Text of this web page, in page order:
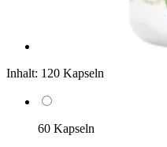
Inhalt: 120 Kapseln
60 Kapseln